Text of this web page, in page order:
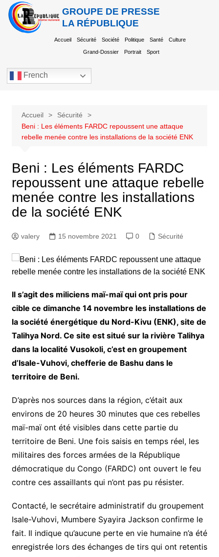
GROUPE DE PRESSE
LA RÉPUBLIQUE
Accueil Sécurité Société Politique Santé Culture
Grand-Dossier Portrait Sport
French
Accueil
Sécurité
Beni : Les éléments FARDC repoussent une attaque
rebelle menée contre les installations de la société ENK
Beni : Les éléments FARDC
repoussent une attaque rebelle
menée contre les installations
de la société ENK
valery 15 novembre 2021 0 Sécurité
Il s’agit des miliciens maï-maï qui ont pris pour
cible ce dimanche 14 novembre les installations de
la société énergétique du Nord-Kivu (ENK), site de
Talihya Nord. Ce site est situé sur la rivière Talihya
dans la localité Vusokoli, c’est en groupement
d’Isale-Vuhovi, chefferie de Bashu dans le
territoire de Beni.
D’après nos sources dans la région, c’était aux
environs de 20 heures 30 minutes que ces rebelles
maï-maï ont été visibles dans cette partie du
territoire de Beni. Une fois saisis en temps réel, les
militaires des forces armées de la République
démocratique du Congo (FARDC) ont ouvert le feu
contre ces assaillants qui n’ont pas pu résister.
Contacté, le secrétaire administratif du groupement
Isale-Vuhovi, Mumbere Syayira Jackson confirme le
fait. Il indique qu’aucune perte en vie humaine n’a été
enregistrée lors des échanges de tirs qui ont retentis